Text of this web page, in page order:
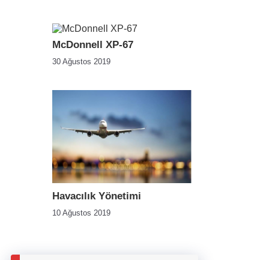
McDonnell XP-67
30 Ağustos 2019
Havacılık Yönetimi
10 Ağustos 2019